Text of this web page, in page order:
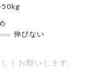
50kg
伸びない
くお願いします。